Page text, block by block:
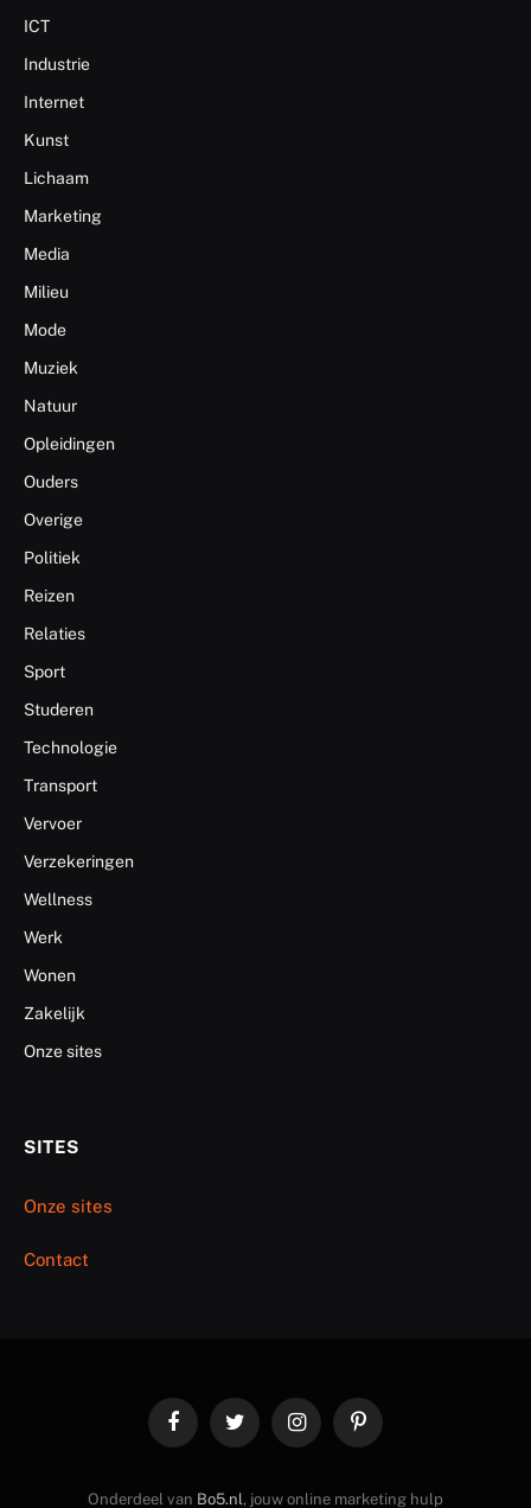
ICT
Industrie
Internet
Kunst
Lichaam
Marketing
Media
Milieu
Mode
Muziek
Natuur
Opleidingen
Ouders
Overige
Politiek
Reizen
Relaties
Sport
Studeren
Technologie
Transport
Vervoer
Verzekeringen
Wellness
Werk
Wonen
Zakelijk
Onze sites
SITES
Onze sites
Contact
FacebookTwitter InstagramPinterest
Onderdeel van Bo5.nl, jouw online marketing hulp